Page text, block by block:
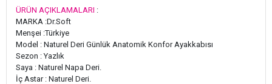
ÜRÜN AÇIKLAMALARI :
MARKA :Dr.Soft
Menşei :Türkiye
Model : Naturel Deri Günlük Anatomik Konfor Ayakkabısı
Sezon : Yazlık
Saya : Naturel Napa Deri.
İç Astar : Naturel Deri.